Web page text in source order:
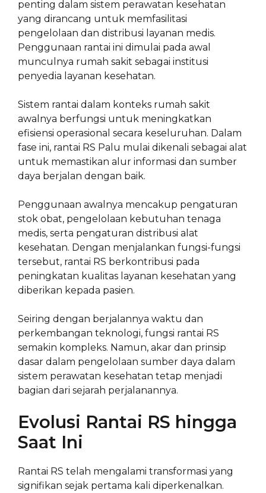
penting dalam sistem perawatan kesehatan
yang dirancang untuk memfasilitasi
pengelolaan dan distribusi layanan medis.
Penggunaan rantai ini dimulai pada awal
munculnya rumah sakit sebagai institusi
penyedia layanan kesehatan.
Sistem rantai dalam konteks rumah sakit
awalnya berfungsi untuk meningkatkan
efisiensi operasional secara keseluruhan. Dalam
fase ini, rantai RS Palu mulai dikenali sebagai alat
untuk memastikan alur informasi dan sumber
daya berjalan dengan baik.
Penggunaan awalnya mencakup pengaturan
stok obat, pengelolaan kebutuhan tenaga
medis, serta pengaturan distribusi alat
kesehatan. Dengan menjalankan fungsi-fungsi
tersebut, rantai RS berkontribusi pada
peningkatan kualitas layanan kesehatan yang
diberikan kepada pasien.
Seiring dengan berjalannya waktu dan
perkembangan teknologi, fungsi rantai RS
semakin kompleks. Namun, akar dan prinsip
dasar dalam pengelolaan sumber daya dalam
sistem perawatan kesehatan tetap menjadi
bagian dari sejarah perjalanannya.
Evolusi Rantai RS hingga
Saat Ini
Rantai RS telah mengalami transformasi yang
signifikan sejak pertama kali diperkenalkan.